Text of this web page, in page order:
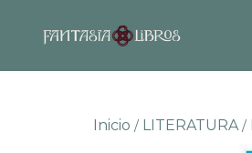
Inicio / LITERATURA /